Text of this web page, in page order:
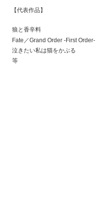
【代表作品】
狼と香辛料
Fate／Grand Order -First Order-
泣きたい私は猫をかぶる
等